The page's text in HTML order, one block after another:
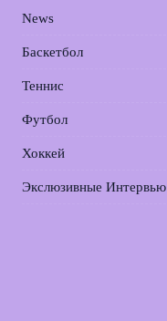
News
Баскетбол
Теннис
Футбол
Хоккей
Экслюзивные Интервью